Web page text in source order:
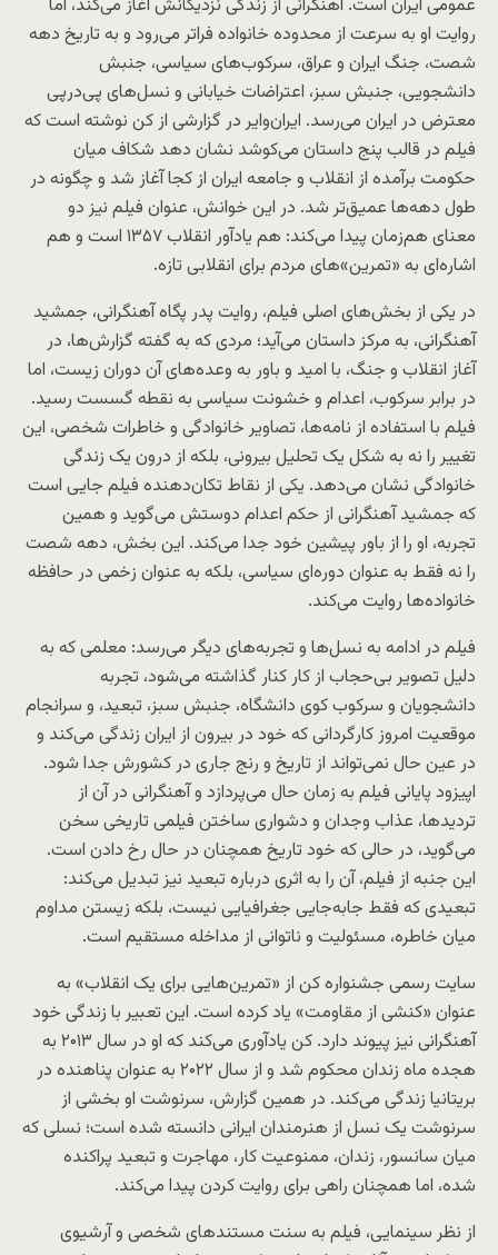
عمومی ایران است. آهنگرانی از زندگی نزدیکانش آغاز می‌کند، اما
روایت او به سرعت از محدوده خانواده فراتر می‌رود و به تاریخ دهه
شصت، جنگ ایران و عراق، سرکوب‌های سیاسی، جنبش
دانشجویی، جنبش سبز، اعتراضات خیابانی و نسل‌های پی‌درپی
معترض در ایران می‌رسد. ایران‌وایر در گزارشی از کن نوشته است که
فیلم در قالب پنج داستان می‌کوشد نشان دهد شکاف میان
حکومت برآمده از انقلاب و جامعه ایران از کجا آغاز شد و چگونه در
طول دهه‌ها عمیق‌تر شد. در این خوانش، عنوان فیلم نیز دو
معنای هم‌زمان پیدا می‌کند: هم یادآور انقلاب ۱۳۵۷ است و هم
اشاره‌ای به «تمرین»‌های مردم برای انقلابی تازه.
در یکی از بخش‌های اصلی فیلم، روایت پدر پگاه آهنگرانی، جمشید
آهنگرانی، به مرکز داستان می‌آید؛ مردی که به گفته گزارش‌ها، در
آغاز انقلاب و جنگ، با امید و باور به وعده‌های آن دوران زیست، اما
در برابر سرکوب، اعدام و خشونت سیاسی به نقطه گسست رسید.
فیلم با استفاده از نامه‌ها، تصاویر خانوادگی و خاطرات شخصی، این
تغییر را نه به شکل یک تحلیل بیرونی، بلکه از درون یک زندگی
خانوادگی نشان می‌دهد. یکی از نقاط تکان‌دهنده فیلم جایی است
که جمشید آهنگرانی از حکم اعدام دوستش می‌گوید و همین
تجربه، او را از باور پیشین خود جدا می‌کند. این بخش، دهه شصت
را نه فقط به عنوان دوره‌ای سیاسی، بلکه به عنوان زخمی در حافظه
خانواده‌ها روایت می‌کند.
فیلم در ادامه به نسل‌ها و تجربه‌های دیگر می‌رسد: معلمی که به
دلیل تصویر بی‌حجاب از کار کنار گذاشته می‌شود، تجربه
دانشجویان و سرکوب کوی دانشگاه، جنبش سبز، تبعید، و سرانجام
موقعیت امروز کارگردانی که خود در بیرون از ایران زندگی می‌کند و
در عین حال نمی‌تواند از تاریخ و رنج جاری در کشورش جدا شود.
اپیزود پایانی فیلم به زمان حال می‌پردازد و آهنگرانی در آن از
تردیدها، عذاب وجدان و دشواری ساختن فیلمی تاریخی سخن
می‌گوید، در حالی که خود تاریخ همچنان در حال رخ دادن است.
این جنبه از فیلم، آن را به اثری درباره تبعید نیز تبدیل می‌کند:
تبعیدی که فقط جابه‌جایی جغرافیایی نیست، بلکه زیستن مداوم
میان خاطره، مسئولیت و ناتوانی از مداخله مستقیم است.
سایت رسمی جشنواره کن از «تمرین‌هایی برای یک انقلاب» به
عنوان «کنشی از مقاومت» یاد کرده است. این تعبیر با زندگی خود
آهنگرانی نیز پیوند دارد. کن یادآوری می‌کند که او در سال ۲۰۱۳ به
هجده ماه زندان محکوم شد و از سال ۲۰۲۲ به عنوان پناهنده در
بریتانیا زندگی می‌کند. در همین گزارش، سرنوشت او بخشی از
سرنوشت یک نسل از هنرمندان ایرانی دانسته شده است؛ نسلی که
میان سانسور، زندان، ممنوعیت کار، مهاجرت و تبعید پراکنده
شده، اما همچنان راهی برای روایت کردن پیدا می‌کند.
از نظر سینمایی، فیلم به سنت مستندهای شخصی و آرشیوی